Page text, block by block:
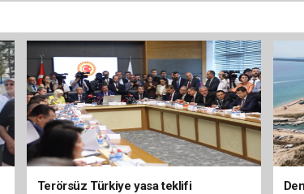
Terörsüz Türkiye yasa teklifi